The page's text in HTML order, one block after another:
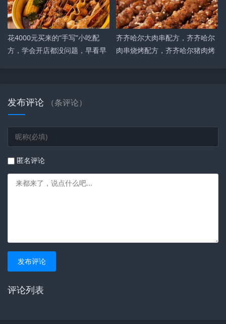
花4000元买来的“手写”小吃配
方，学会开店都没问题，早看早
齐齐哈尔大肉串配方，齐齐哈尔
肉串烧烤配方，齐齐哈尔猪肉烤
发布评论 （条评论）
匿名评论
发布评论
评论列表